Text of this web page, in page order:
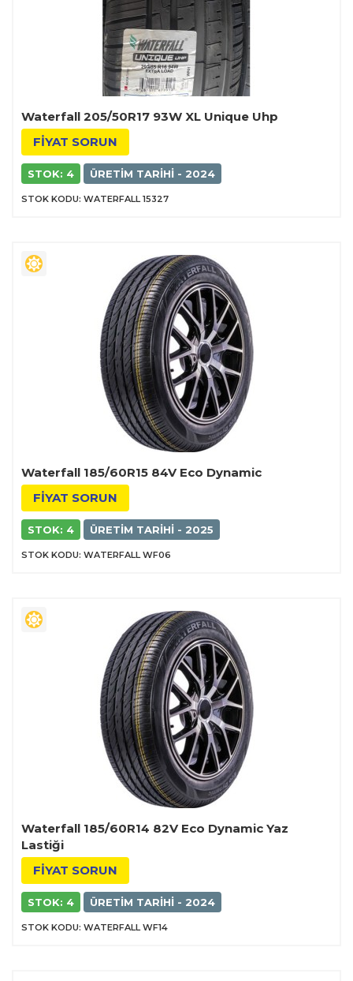
Waterfall 205/50R17 93W XL Unique Uhp
FİYAT SORUN
STOK: 4 ÜRETIM TARIHI - 2024
STOK KODU: WATERFALL 15327
Waterfall 185/60R15 84V Eco Dynamic
FİYAT SORUN
STOK: 4 ÜRETIM TARIHI - 2025
STOK KODU: WATERFALL WF06
Waterfall 185/60R14 82V Eco Dynamic Yaz
Lastiği
FİYAT SORUN
STOK: 4 ÜRETIM TARIHI - 2024
STOK KODU: WATERFALL WF14